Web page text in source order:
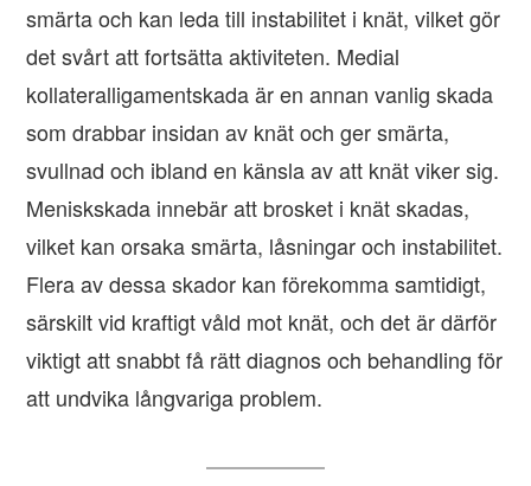
smärta och kan leda till instabilitet i knät, vilket gör
det svårt att fortsätta aktiviteten. Medial
kollateralligamentskada är en annan vanlig skada
som drabbar insidan av knät och ger smärta,
svullnad och ibland en känsla av att knät viker sig.
Meniskskada innebär att brosket i knät skadas,
vilket kan orsaka smärta, låsningar och instabilitet.
Flera av dessa skador kan förekomma samtidigt,
särskilt vid kraftigt våld mot knät, och det är därför
viktigt att snabbt få rätt diagnos och behandling för
att undvika långvariga problem.